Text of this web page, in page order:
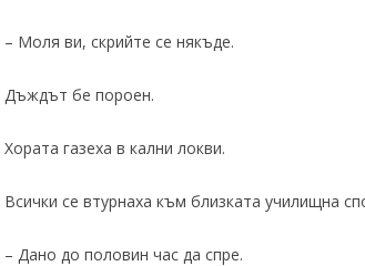
– Моля ви, скрийте се някъде.
Дъждът бе пороен.
Хората газеха в кални локви.
Всички се втурнаха към близката училищна
– Дано до половин час да спре.